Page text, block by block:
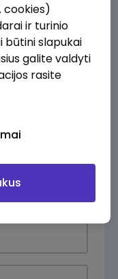
domina?
cookies)
ir turinio
būtini slapukai
galite valdyti
rasite